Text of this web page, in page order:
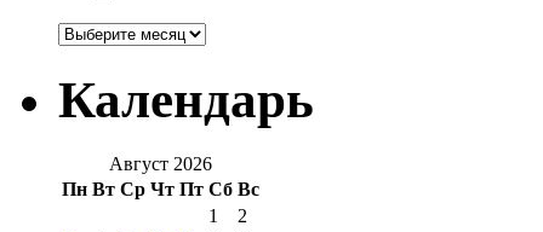
Архивы
Календарь
Август 2026
Пн Вт Ср Чт Пт Сб Вс
1
2